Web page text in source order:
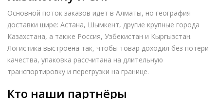
Основной поток заказов идёт в Алматы, но география
доставки шире: Астана, Шымкент, другие крупные города
Казахстана, а также Россия, Узбекистан и Кыргызстан.
Логистика выстроена так, чтобы товар доходил без потери
качества, упаковка рассчитана на длительную
транспортировку и перегрузки на границе.
Кто наши партнёры